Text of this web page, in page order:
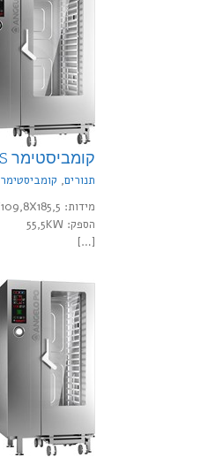
קומביסטימר 20X2/1GN PLUS
תנורים, קומביסטימר ANGELOPO, תנור תעשייתי
מידות: 118,3X109,8X185,5 ס"מ
הספק: 55,5KW
[…]